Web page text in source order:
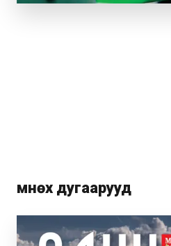
Өмнөх дугаарууд